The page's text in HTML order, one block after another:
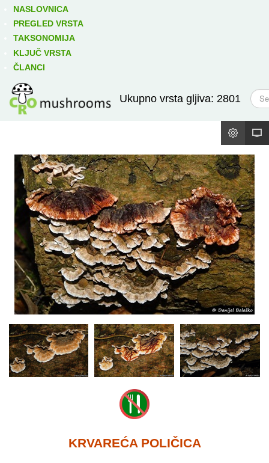
NASLOVNICA
PREGLED VRSTA
TAKSONOMIJA
KLJUČ VRSTA
ČLANCI
Ukupno vrsta gljiva: 2801
T
r
ž
KRVAREĆA POLIČICA
Izravno podređene niže takse: